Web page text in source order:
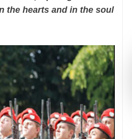
the hearts and in the soul